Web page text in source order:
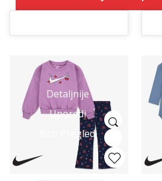
Detaljnije
Uporedi
Brzi Pregled